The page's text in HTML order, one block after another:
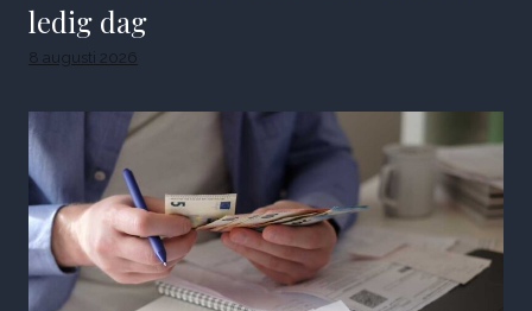
ledig dag
8 augusti 2026